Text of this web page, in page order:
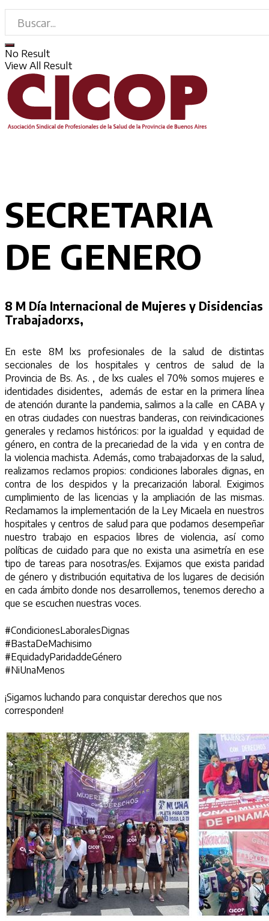
No Result
View All Result
SECRETARIA
DE GENERO
8 M Día Internacional de Mujeres y Disidencias
Trabajadorxs,
En este 8M lxs profesionales de la salud de distintas
seccionales de los hospitales y centros de salud de la
Provincia de Bs. As. , de lxs cuales el 70% somos mujeres e
identidades disidentes, además de estar en la primera línea
de atención durante la pandemia, salimos a la calle en CABA y
en otras ciudades con nuestras banderas, con reivindicaciones
generales y reclamos históricos: por la igualdad y equidad de
género, en contra de la precariedad de la vida y en contra de
la violencia machista. Además, como trabajadorxas de la salud,
realizamos reclamos propios: condiciones laborales dignas, en
contra de los despidos y la precarización laboral. Exigimos
cumplimiento de las licencias y la ampliación de las mismas.
Reclamamos la implementación de la Ley Micaela en nuestros
hospitales y centros de salud para que podamos desempeñar
nuestro trabajo en espacios libres de violencia, así como
políticas de cuidado para que no exista una asimetría en ese
tipo de tareas para nosotras/es. Exijamos que exista paridad
de género y distribución equitativa de los lugares de decisión
en cada ámbito donde nos desarrollemos, tenemos derecho a
que se escuchen nuestras voces.
#CondicionesLaboralesDignas
#BastaDeMachisimo
#EquidadyParidaddeGénero
#NiUnaMenos
¡Sigamos luchando para conquistar derechos que nos
corresponden!